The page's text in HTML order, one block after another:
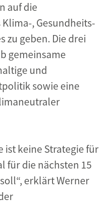
auf die
, Gesundheits-
zu geben. Die drei
gemeinsame
und
sowie eine
ist keine Strategie für
für die nächsten 15
erklärt Werner